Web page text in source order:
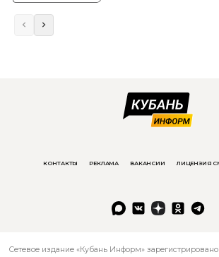
КОНТАКТЫ РЕКЛАМА ВАКАНСИИ ЛИЦЕНЗИЯ
Сетевое издание «Кубань Информ»